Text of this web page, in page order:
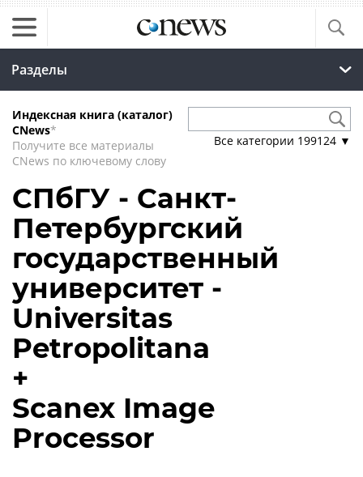
Разделы
Индексная книга (каталог)
CNews*
Получите все материалы
CNews по ключевому слову
Все категории 199124 ▼
СПбГУ - Санкт-
Петербургский
государственный
университет -
Universitas
Petropolitana
+
Scanex Image
Processor